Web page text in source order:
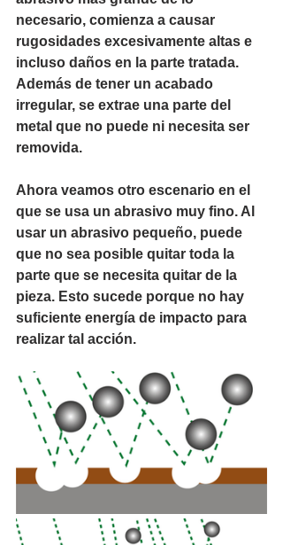
necesario, comienza a causar
rugosidades excesivamente altas e
incluso daños en la parte tratada.
Además de tener un acabado
irregular, se extrae una parte del
metal que no puede ni necesita ser
removida.
Ahora veamos otro escenario en el
que se usa un abrasivo muy fino. Al
usar un abrasivo pequeño, puede
que no sea posible quitar toda la
parte que se necesita quitar de la
pieza. Esto sucede porque no hay
suficiente energía de impacto para
realizar tal acción.